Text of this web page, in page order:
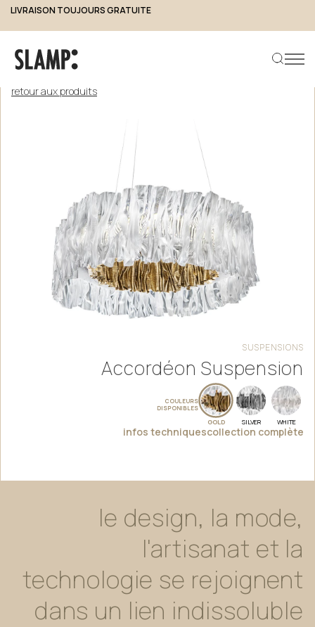
LIVRAISON TOUJOURS GRATUITE
Rechercher un produit
retour aux produits
SUSPENSIONS
Accordéon Suspension
COULEURS
DISPONIBLES
GOLD SILVER WHITE
infos techniquescollection complète
le design, la mode,
l'artisanat et la
technologie se rejoignent
dans un lien indissoluble